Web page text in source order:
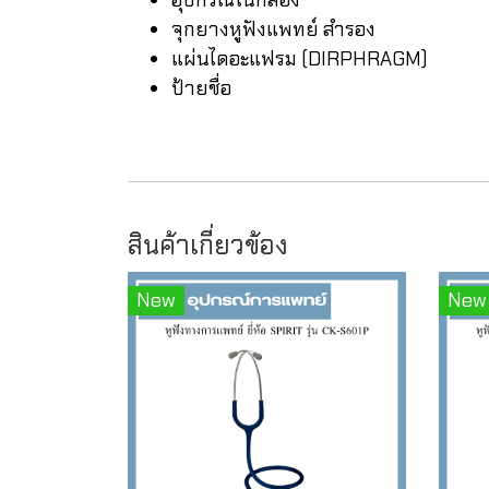
จุกยางหูฟังแพทย์ สำรอง
แผ่นไดอะแฟรม (DIRPHRAGM)
ป้ายชื่อ
สินค้าเกี่ยวข้อง
New New